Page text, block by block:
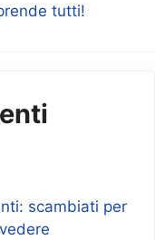
tutti!
scambiati per